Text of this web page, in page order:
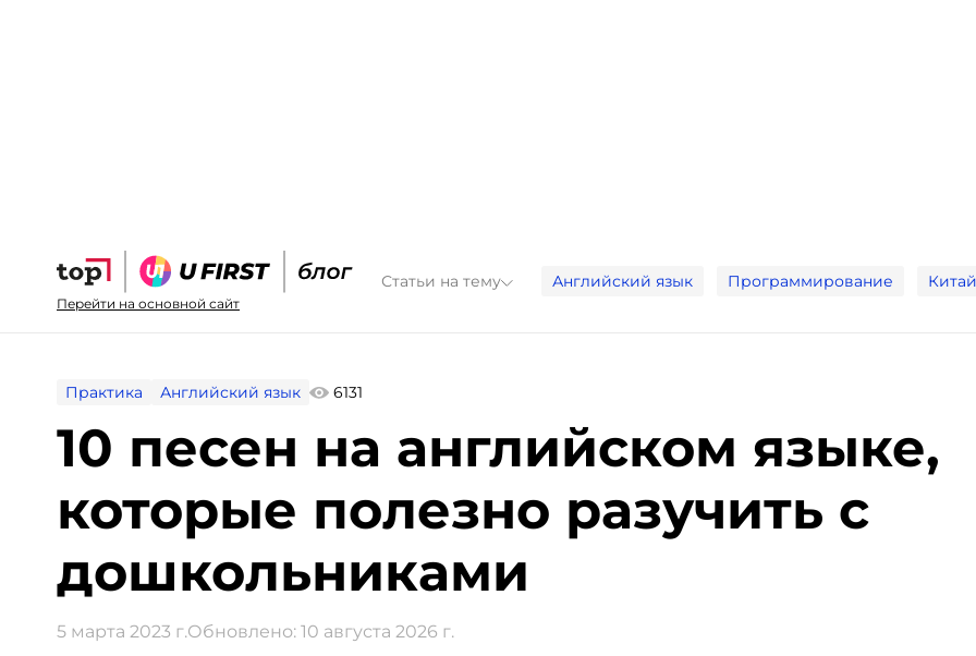
Перейти на основной сайт
Статьи на тему Английский язык Программирование
Практика Английский язык 6131
10 песен на английском языке,
которые полезно разучить с
дошкольниками
5 марта 2023 г.Обновлено: 10 августа 2026 г.